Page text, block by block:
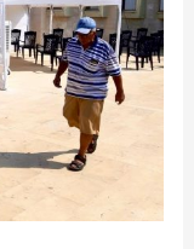
בהתאמה
אישית